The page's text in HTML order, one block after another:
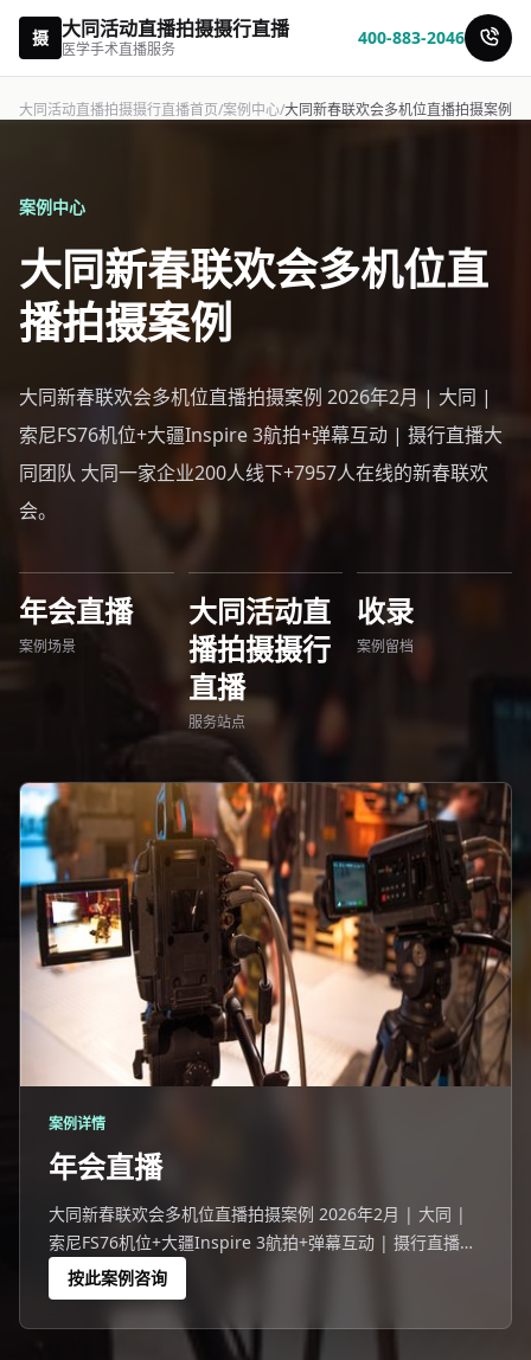
摄 大同活动直播拍摄摄行直播
医学手术直播服务
400-883-2046
大同活动直播拍摄摄行直播首页/案例中心/大同新春联欢会多机位直播拍摄案例
案例中心
大同新春联欢会多机位直
播拍摄案例
大同新春联欢会多机位直播拍摄案例 2026年2月 | 大同 |
索尼FS76机位+大疆Inspire 3航拍+弹幕互动 | 摄行直播大
同团队 大同一家企业200人线下+7957人在线的新春联欢
会。
年会直播
案例场景
大同活动直
播拍摄摄行
直播
服务站点
收录
案例留档
案例详情
年会直播
大同新春联欢会多机位直播拍摄案例 2026年2月 | 大同 |
索尼FS76机位+大疆Inspire 3航拍+弹幕互动 | 摄行直播大
同团队 大同一家企业200人线下+7957人在线的新春联欢
会。
按此案例咨询